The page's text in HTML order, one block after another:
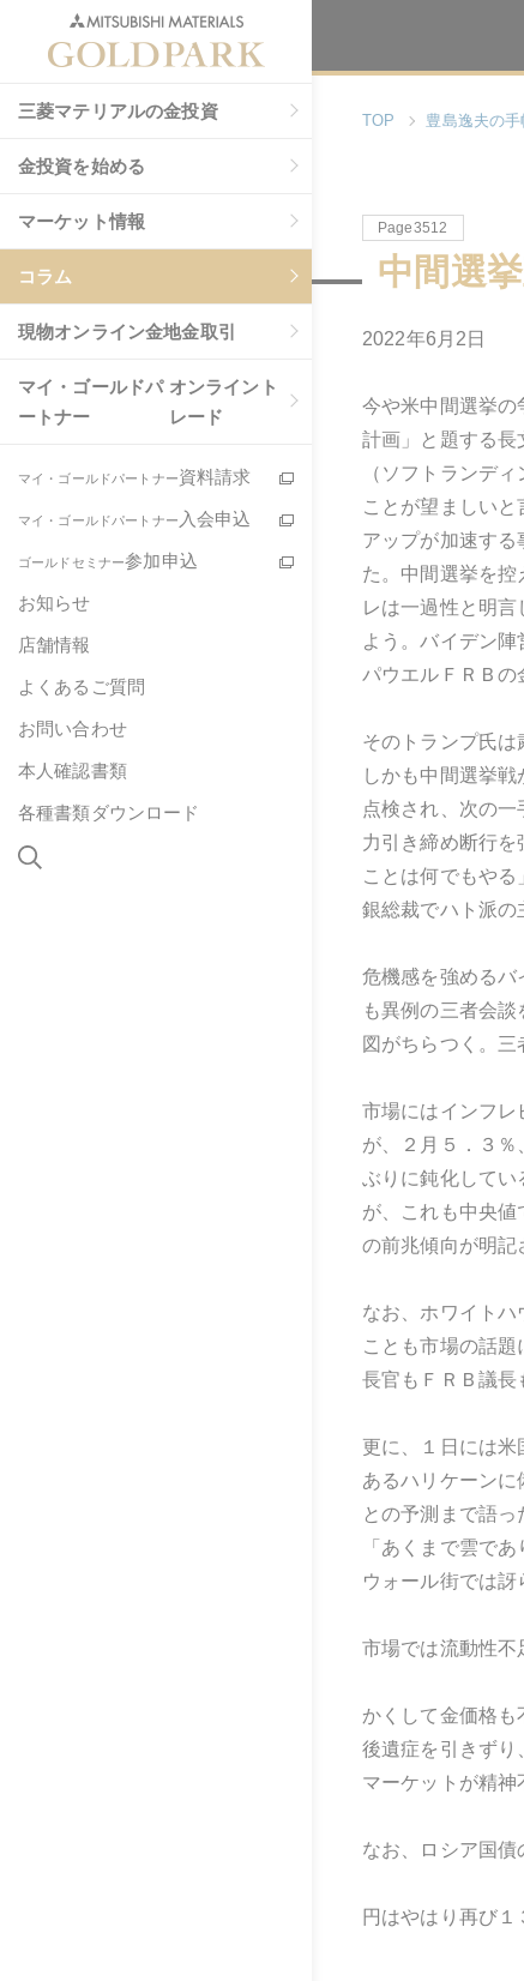
三菱マテリアルの金投資
金投資を始める
マーケット情報
コラム
現物オンライン金地金取引
マイ・ゴールドパ
ートナー
オンライント
レード
マイ・ゴールドパートナー資料請求
マイ・ゴールドパートナー 入会申込
ゴールドセミナー参加申込
お知らせ
店舗情報
よくあるご質問
お問い合わせ
本人確認書類
各種書類ダウンロード
TOP 豊島逸夫の手
Page3512
中間選
2022年6月2日
今や米中間選挙の
計画」と題する長
（ソフトランデ
ことが望ましい
アップが加速す
た。中間選挙を
レは一過性と明
よう。バイデン
パウエルＦＲＢの
そのトランプ氏は
しかも中間選挙
点検され、次の
力引き締め断行
ことは何でもや
銀総裁でハト派の
危機感を強めるバ
も異例の三者会
図がちらつく。
市場にはインフレ
が、２月５．３
ぶりに鈍化してい
が、これも中央
の前兆傾向が明記
なお、ホワイト
ことも市場の話
長官もＦＲＢ議長
更に、１日には
あるハリケーン
との予測まで語
「あくまで雲で
ウォール街では訝
市場では流動性不
かくして金価格
後遺症を引きずり
マーケットが精神
なお、ロシア国債
円はやはり再び１